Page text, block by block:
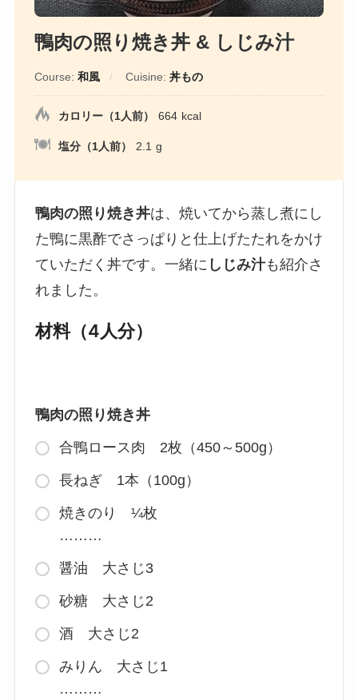
鴨肉の照り焼き丼 & しじみ汁
Course: 和風 Cuisine: 丼もの
カロリー（1人前） 664 kcal
塩分（1人前） 2.1 g
鴨肉の照り焼き丼は、焼いてから蒸し煮にし
た鴨に黒酢でさっぱりと仕上げたたれをかけ
ていただく丼です。一緒に しじみ汁も紹介さ
れました。
材料（4人分）
鴨肉の照り焼き丼
合鴨ロース肉 2枚（450～500g）
長ねぎ 1本（100g）
焼きのり ¼枚
………
醤油 大さじ3
砂糖 大さじ2
酒 大さじ2
みりん 大さじ1
………